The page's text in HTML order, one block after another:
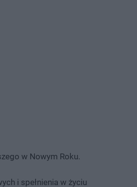
w Nowym Roku.
i spełnienia w życiu